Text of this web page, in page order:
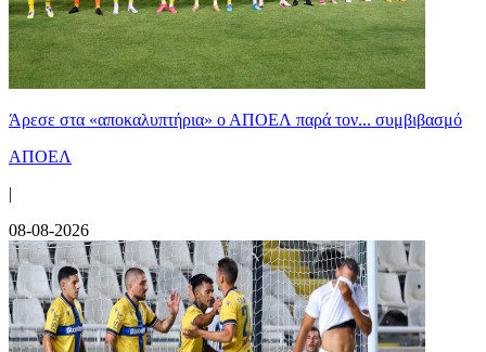
Άρεσε στα «αποκαλυπτήρια» ο ΑΠΟΕΛ παρά τον... συμβιβασμό
ΑΠΟΕΛ
|
08-08-2026